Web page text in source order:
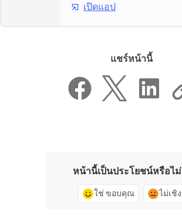
เปิดแอป
แชร์หน้านี้
หน้านี้เป็นประโยชน์หรือไม่
ใช่ ขอบคุณ ไม่เชิง